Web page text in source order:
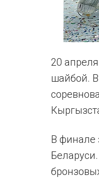
20
шайбой.
В финале